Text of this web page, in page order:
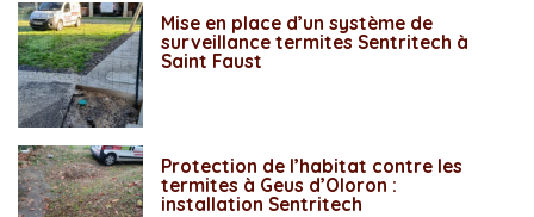
Mise en place d’un système de
surveillance termites Sentritech à
Saint Faust
Protection de l’habitat contre les
termites à Geus d’Oloron :
installation Sentritech